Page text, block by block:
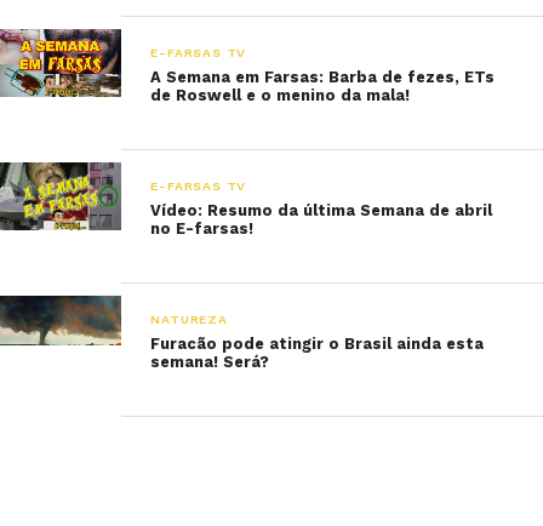
E-FARSAS TV
A Semana em Farsas: Barba de fezes, ETs
de Roswell e o menino da mala!
E-FARSAS TV
Vídeo: Resumo da última Semana de abril
no E-farsas!
NATUREZA
Furacão pode atingir o Brasil ainda esta
semana! Será?